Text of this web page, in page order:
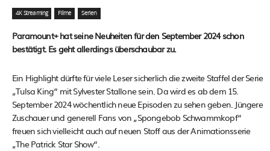
4K Streaming Filme Serien
Paramount+ hat seine Neuheiten für den September 2024 schon
bestätigt. Es geht allerdings überschaubar zu.
Ein Highlight dürfte für viele Leser sicherlich die zweite Staffel der Serie
„Tulsa King“ mit Sylvester Stallone sein. Da wird es ab dem 15.
September 2024 wöchentlich neue Episoden zu sehen geben. Jüngere
Zuschauer und generell Fans von „Spongebob Schwammkopf“
freuen sich vielleicht auch auf neuen Stoff aus der Animationsserie
„The Patrick Star Show“.